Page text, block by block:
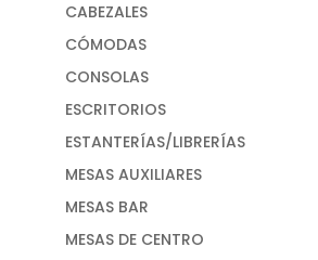
CABEZALES
CÓMODAS
CONSOLAS
ESCRITORIOS
ESTANTERÍAS/LIBRERÍAS
MESAS AUXILIARES
MESAS BAR
MESAS DE CENTRO